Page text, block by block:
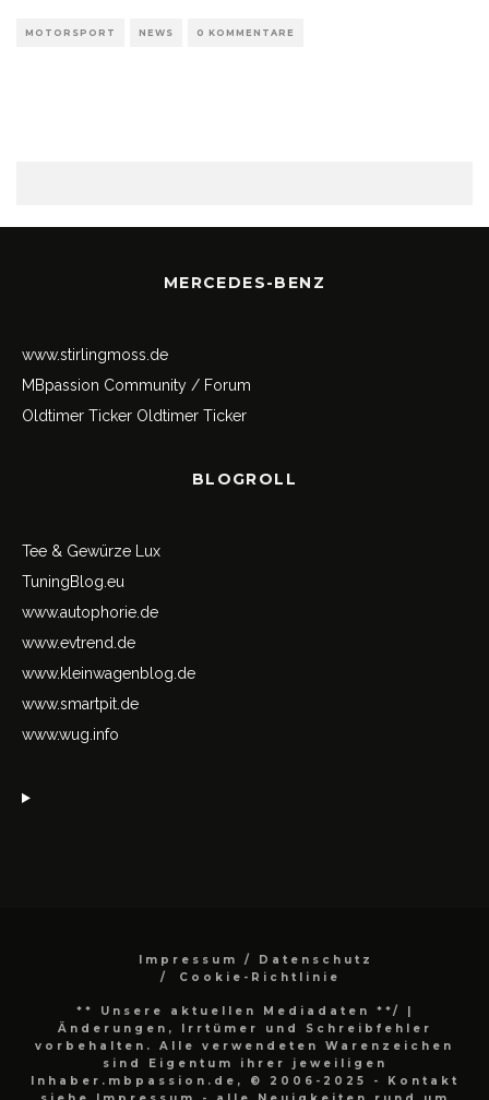
MOTORSPORT NEWS 0 KOMMENTARE
MERCEDES-BENZ
www.stirlingmoss.de
MBpassion Community / Forum
Oldtimer Ticker Oldtimer Ticker
BLOGROLL
Tee & Gewürze Lux
TuningBlog.eu
www.autophorie.de
www.evtrend.de
www.kleinwagenblog.de
www.smartpit.de
www.wug.info
Impressum / Datenschutz
Cookie-Richtlinie
** Unsere aktuellen Mediadaten **/
|
Änderungen, Irrtümer und Schreibfehler
vorbehalten. Alle verwendeten Warenzeichen
sind Eigentum ihrer jeweiligen
Inhaber.mbpassion.de, © 2006-2025 - Kontakt